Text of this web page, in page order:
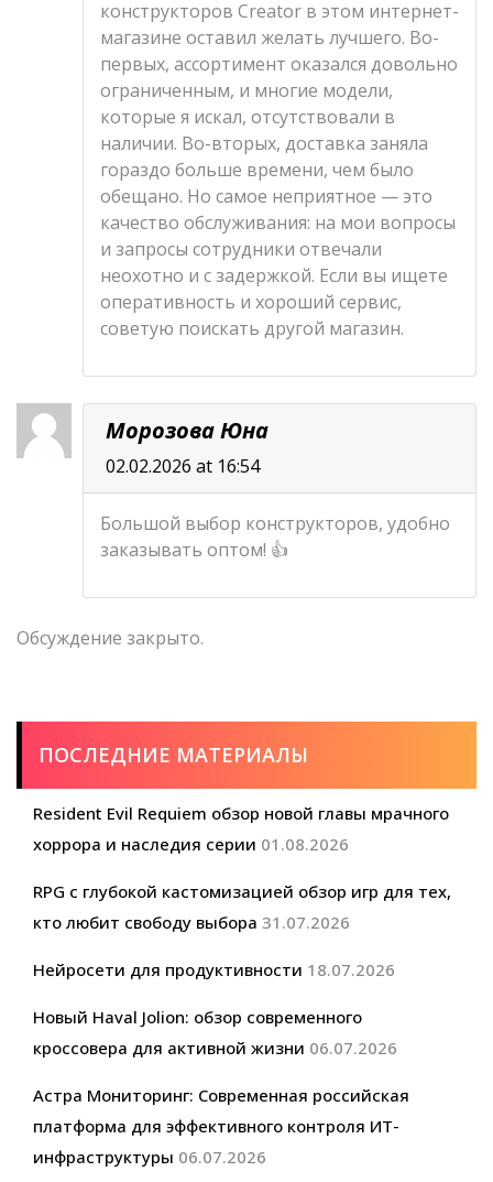
конструкторов Creator в этом интернет-
магазине оставил желать лучшего. Во-
первых, ассортимент оказался довольно
ограниченным, и многие модели,
которые я искал, отсутствовали в
наличии. Во-вторых, доставка заняла
гораздо больше времени, чем было
обещано. Но самое неприятное — это
качество обслуживания: на мои вопросы
и запросы сотрудники отвечали
неохотно и с задержкой. Если вы ищете
оперативность и хороший сервис,
советую поискать другой магазин.
Морозова Юна
02.02.2026 at 16:54
Большой выбор конструкторов, удобно
заказывать оптом! 👍
Обсуждение закрыто.
ПОСЛЕДНИЕ МАТЕРИАЛЫ
Resident Evil Requiem обзор новой главы мрачного
хоррора и наследия серии 01.08.2026
RPG с глубокой кастомизацией обзор игр для тех,
кто любит свободу выбора 31.07.2026
Нейросети для продуктивности 18.07.2026
Новый Haval Jolion: обзор современного
кроссовера для активной жизни 06.07.2026
Астра Мониторинг: Современная российская
платформа для эффективного контроля ИТ-
инфраструктуры 06.07.2026